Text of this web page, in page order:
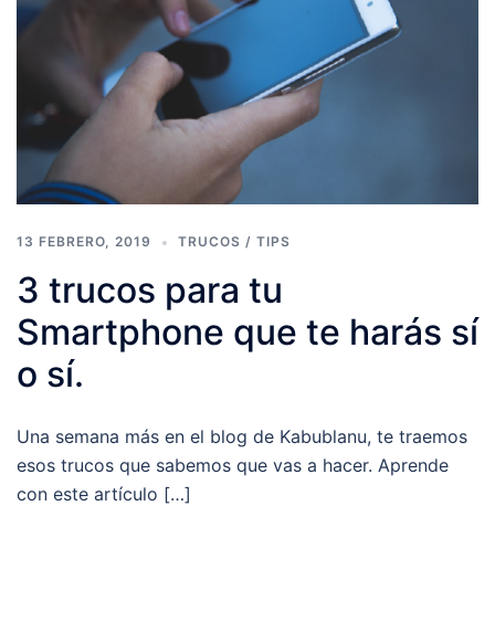
13 FEBRERO, 2019 TRUCOS / TIPS
3 trucos para tu
Smartphone que te harás sí
o sí.
Una semana más en el blog de Kabublanu, te traemos
esos trucos que sabemos que vas a hacer. Aprende
con este artículo […]